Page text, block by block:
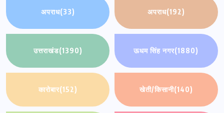
अपराध(33) अपराध(192)
उत्तराखंड(1390) ऊधम सिंह नगर(1880)
कारोबार(152) खेती/किसानी(140)